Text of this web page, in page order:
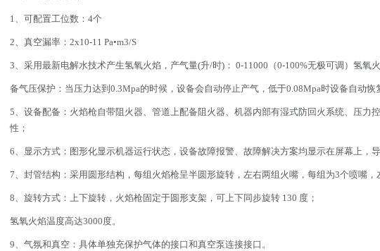
1、可配置工位数：4个
2、真空漏率：2x10-11 Pa•m3/S
3、采用最新电解水技术产生氢氧火焰，产气量(升/时)： 0-11000（0-100%无极可调）氢氧
备气压保护：当压力达到0.3Mpa的时候，设备会自动停止产气，低于0.08Mpa时设备自动恢
5、设备配备：火焰枪自带阻火器、管道上配备阻火器、机器内部有湿式防回火系统、压力
性；
6、显示方式：图形化显示机器运行状态，设备故障报警、故障解决方案均显示在屏幕上，
7、封管结构：采用圆形结构，每组火焰枪呈半圆形旋转，左右两组火嘴，每组为3个喷嘴，
8、旋转方式：上下旋转，火焰枪固定于圆形支架，可上下同步旋转 130 度；
氢氧火焰温度高达3000度。
9、气氛和真空：具体单独充保护气体的接口和真空泵连接接口。